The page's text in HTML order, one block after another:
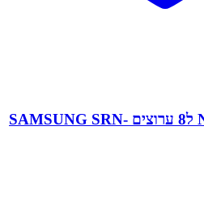
מערכת הקלטה NVR ל8 ערוצים SAMSUNG SRN-